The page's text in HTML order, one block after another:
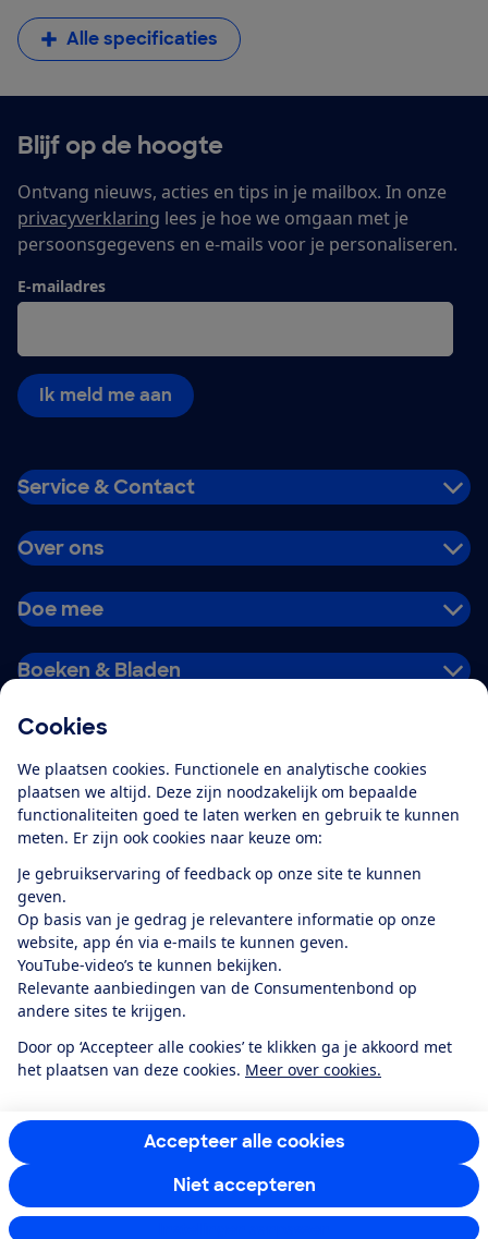
Cookies
We plaatsen cookies. Functionele en analytische cookies
plaatsen we altijd. Deze zijn noodzakelijk om bepaalde
functionaliteiten goed te laten werken en gebruik te kunnen
meten. Er zijn ook cookies naar keuze om:
Je gebruikservaring of feedback op onze site te kunnen
geven.
Op basis van je gedrag je relevantere informatie op onze
website, app én via e-mails te kunnen geven.
YouTube-video’s te kunnen bekijken.
Relevante aanbiedingen van de Consumentenbond op
andere sites te krijgen.
Door op ‘Accepteer alle cookies’ te klikken ga je akkoord met
het plaatsen van deze cookies. Meer over cookies.
Accepteer alle cookies
Niet accepteren
Alle specificaties
Blijf op de hoogte
Ontvang nieuws, acties en tips in je mailbox. In onze
privacyverklaring lees je hoe we omgaan met je
persoonsgegevens en e-mails voor je personaliseren.
E-mailadres
Ik meld me aan
Service & Contact
Over ons
Doe mee
Boeken & Bladen
Alles over de
app
Algemene Voorwaarden
Privacyverklaring
Cookiebeleid
Privacyvoorkeuren
Toegankelijkheid
RSS-feed nieuws
Facebook
TwitterInstagram
YoutubeLinkedIn
12.901consumentenbeoordelen de Consumentenbondmet gemiddeld